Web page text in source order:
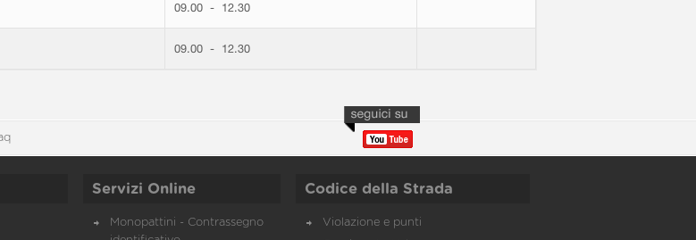
09.00 - 12.30
09.00 - 12.30
Servizi Online
Monopattini - Contrassegno
Codice della Strada
Violazione e punti